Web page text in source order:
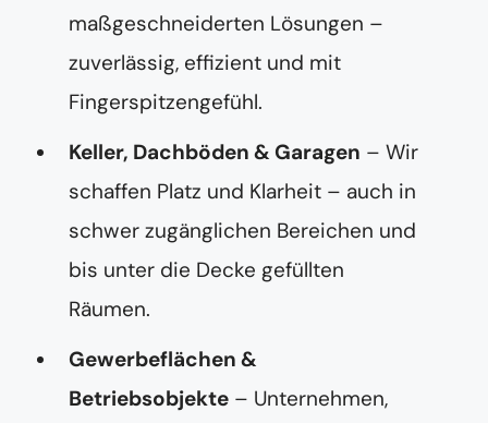
maßgeschneiderten Lösungen –
zuverlässig, effizient und mit
Fingerspitzengefühl.
Keller, Dachböden & Garagen – Wir
schaffen Platz und Klarheit – auch in
schwer zugänglichen Bereichen und
bis unter die Decke gefüllten
Räumen.
Gewerbeflächen &
Betriebsobjekte – Unternehmen,